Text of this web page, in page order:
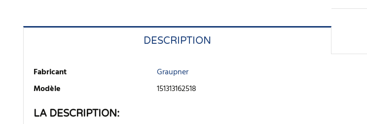
DESCRIPTION
Fabricant
Graupner
Modèle
151313162518
LA DESCRIPTION: